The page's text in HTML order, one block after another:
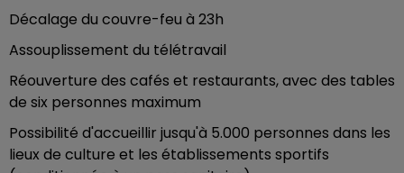
Décalage du couvre-feu à 23h
Assouplissement du télétravail
Réouverture des cafés et restaurants, avec des tables
de six personnes maximum
Possibilité d'accueillir jusqu'à 5.000 personnes dans les
lieux de culture et les établissements sportifs